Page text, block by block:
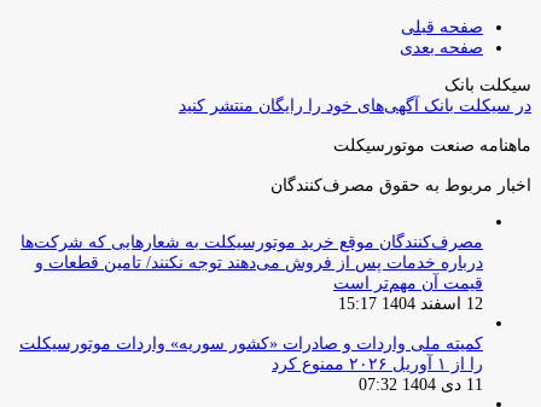
صفحه قبلی
صفحه بعدی
سیکلت بانک
در سیکلت بانک آگهی‌های خود را رایگان منتشر کنید
ماهنامه صنعت موتورسیکلت
اخبار مربوط به حقوق مصرف‌کنندگان
مصرف‌کنندگان موقع خرید موتورسیکلت به شعارهایی که شرکت‌ها
درباره خدمات پس از فروش می‌دهند توجه نکنند/ تامین قطعات و
قیمت آن مهم‌تر است
12 اسفند 1404 15:17
کمیته ملی واردات و صادرات «کشور سوریه» واردات موتورسیکلت
را از ۱ آوریل ۲۰۲۶ ممنوع کرد
11 دی 1404 07:32